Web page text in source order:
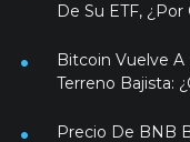
De Su ETF, ¿Por
Bitcoin Vuelve
Terreno Bajista:
Precio De BNB